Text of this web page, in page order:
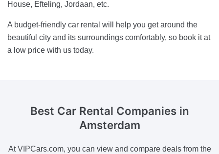
House, Efteling, Jordaan, etc.
A budget-friendly car rental will help you get around the
beautiful city and its surroundings comfortably, so book it at
a low price with us today.
Best Car Rental Companiesin
Amsterdam
At VIPCars.com, you can view and compare deals from the